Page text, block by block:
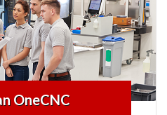
OneCNC